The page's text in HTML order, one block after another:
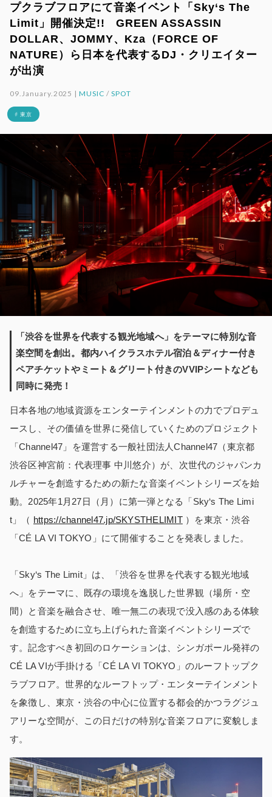
プクラブフロアにて音楽イベント「Sky‘s The
Limit」開催決定!! GREEN ASSASSIN
DOLLAR、JOMMY、Kza（FORCE OF
NATURE）ら日本を代表するDJ・クリエイター
が出演
09.January.2025 |MUSIC / SPOT
# 東京
「渋谷を世界を代表する観光地域へ」をテーマに特別な音
楽空間を創出。都内ハイクラスホテル宿泊＆ディナー付き
ペアチケットやミート＆グリート付きのVVIPシートなども
同時に発売！
日本各地の地域資源をエンターテインメントの力でプロデュ
ースし、その価値を世界に発信していくためのプロジェクト
「Channel47」を運営する一般社団法人Channel47（東京都
渋谷区神宮前：代表理事 中川悠介）が、次世代のジャパンカ
ルチャーを創造するための新たな音楽イベントシリーズを始
動。2025年1月27日（月）に第一弾となる「Sky‘s The Limi
t」（ https://channel47.jp/SKYSTHELIMIT）を東京・渋谷
「CÉ LA VI TOKYO」にて開催することを発表しました。
「Sky‘s The Limit」は、「渋谷を世界を代表する観光地域
へ」をテーマに、既存の環境を逸脱した世界観（場所・空
間）と音楽を融合させ、唯一無二の表現で没入感のある体験
を創造するために立ち上げられた音楽イベントシリーズで
す。記念すべき初回のロケーションは、シンガポール発祥の
CÉ LA VIが手掛ける「CÉ LA VI TOKYO」のルーフトップク
ラブフロア。世界的なルーフトップ・エンターテインメント
を象徴し、東京・渋谷の中心に位置する都会的かつラグジュ
アリーな空間が、この日だけの特別な音楽フロアに変貌しま
す。